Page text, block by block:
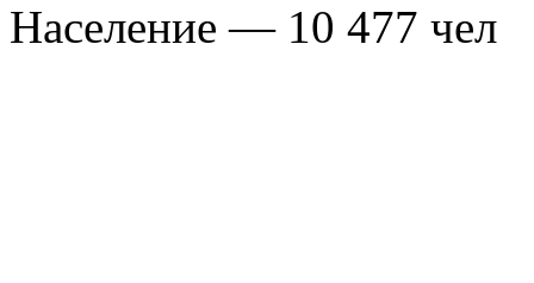
Население — 10 477 чел